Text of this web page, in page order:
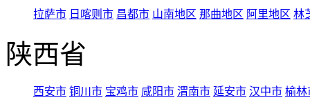
拉萨市 日喀则市 昌都市 山南地区 那曲地区 阿里地区 林
陕西省
西安市 铜川市 宝鸡市 咸阳市 渭南市 延安市 汉中市 榆林